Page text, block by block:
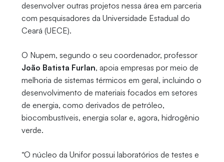
desenvolver outras projetos nessa área em parceria
com pesquisadores da Universidade Estadual do
Ceará (UECE).
O Nupem, segundo o seu coordenador, professor
João Batista Furlan, apoia empresas por meio de
melhoria de sistemas térmicos em geral, incluindo o
desenvolvimento de materiais focados em setores
de energia, como derivados de petróleo,
biocombustíveis, energia solar e, agora, hidrogênio
verde.
“O núcleo da Unifor possui laboratórios de testes e